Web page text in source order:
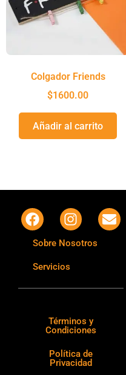
Colgador Friends
$1600.00
Añadir al carrito
Sobre Nosotros
Servicios
Términos y
Condiciones
Política de
Privacidad